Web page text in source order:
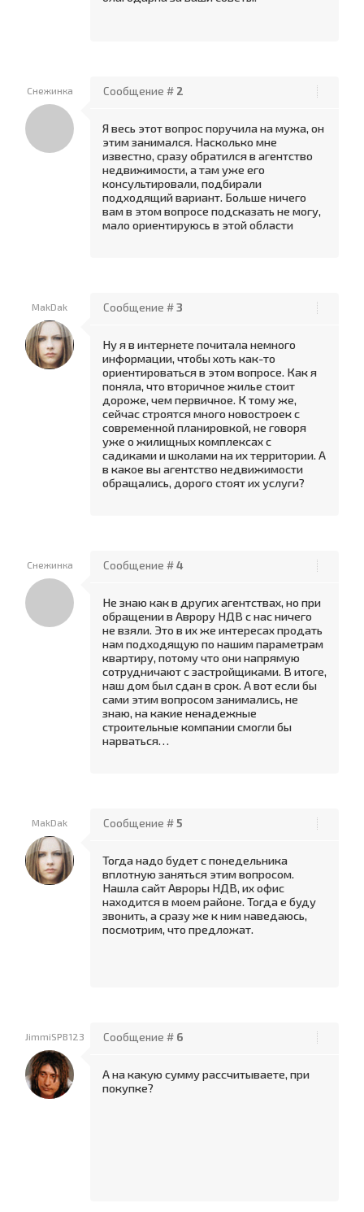
Снежинка Сообщение # 2
Я весь этот вопрос поручила на мужа, он
этим занимался. Насколько мне
известно, сразу обратился в агентство
недвижимости, а там уже его
консультировали, подбирали
подходящий вариант. Больше ничего
вам в этом вопросе подсказать не могу,
мало ориентируюсь в этой области
MakDak Сообщение #3
Ну я в интернете почитала немного
информации, чтобы хоть как-то
ориентироваться в этом вопросе. Как я
поняла, что вторичное жилье стоит
дороже, чем первичное. К тому же,
сейчас строятся много новостроек с
современной планировкой, не говоря
уже о жилищных комплексах с
садиками и школами на их территории. А
в какое вы агентство недвижимости
обращались, дорого стоят их услуги?
Снежинка Сообщение #4
Не знаю как в других агентствах, но при
обращении в Аврору НДВ с нас ничего
не взяли. Это в их же интересах продать
нам подходящую по нашим параметрам
квартиру, потому что они напрямую
сотрудничают с застройщиками. В итоге,
наш дом был сдан в срок. А вот если бы
сами этим вопросом занимались, не
знаю, на какие ненадежные
строительные компании смогли бы
нарваться…
MakDak Сообщение #5
Тогда надо будет с понедельника
вплотную заняться этим вопросом.
Нашла сайт Авроры НДВ, их офис
находится в моем районе. Тогда е буду
звонить, а сразу же к ним наведаюсь,
посмотрим, что предложат.
JimmiSPB123 Сообщение # 6
А на какую сумму рассчитываете, при
покупке?